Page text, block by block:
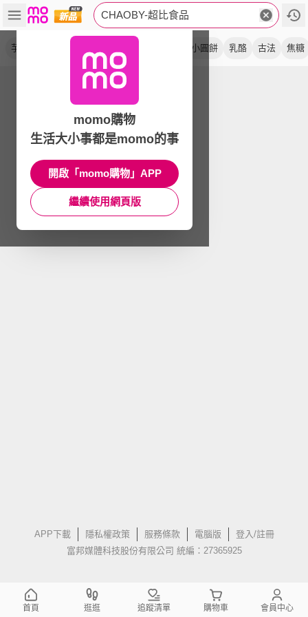
CHAOBY-超比食品
芋頭酥 小圓餅 乳酪 古法 焦糖
APP下載 隱私權政策 服務條款 電腦版
登入/註冊
富邦媒體科技股份有限公司 統編：27365925
momo購物
生活大小事都是momo的事
開啟「momo購物」APP
繼續使用網頁版
首頁 逛逛 追蹤清單 購物車 會員中心